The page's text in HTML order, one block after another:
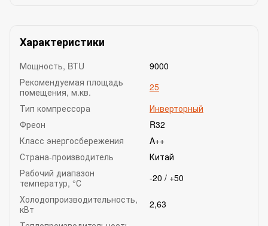
Характеристики
Мощность, BTU
9000
Рекомендуемая площадь
помещения, м.кв.
25
Тип компрессора
Инверторный
Фреон
R32
Класс энергосбережения
A++
Страна-производитель
Китай
Рабочий диапазон
температур, °С
-20 / +50
Холодопроизводительность,
кВт
2,63